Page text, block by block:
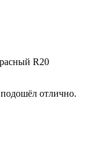
R20
отлично.